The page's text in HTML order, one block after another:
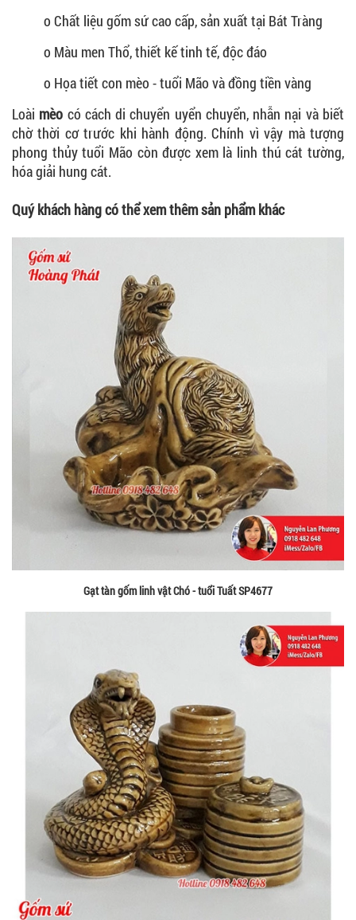
o Chất liệu gốm sứ cao cấp, sản xuất tại Bát Tràng
o Màu men Thổ, thiết kế tinh tế, độc đáo
o Họa tiết con mèo - tuổi Mão và đồng tiền vàng
Loài mèo có cách di chuyển uyển chuyển, nhẫn nại và biết
chờ thời cơ trước khi hành động. Chính vì vậy mà tượng
phong thủy tuổi Mão còn được xem là linh thú cát tường,
hóa giải hung cát.
Quý khách hàng có thể xem thêm sản phẩm khác
Gạt tàn gốm linh vật Chó - tuổi Tuất SP4677